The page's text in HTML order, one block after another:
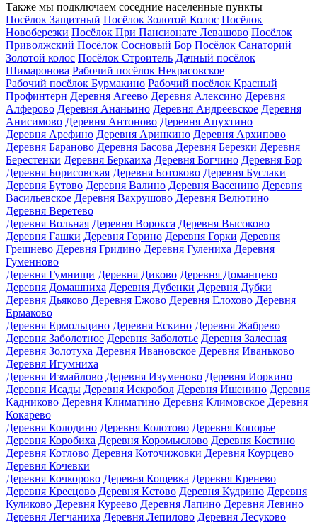
Также мы подключаем соседние населенные пункты
Посёлок Защитный Посёлок Золотой Колос Посёлок
Новоберезки Посёлок При Пансионате Левашово Посёлок
Приволжский Посёлок Сосновый Бор Посёлок Санаторий
Золотой колос Посёлок Строитель Дачный посёлок
Шимаронова Рабочий посёлок Некрасовское
Рабочий посёлок Бурмакино Рабочий посёлок Красный
Профинтерн Деревня Агеево Деревня Алексино Деревня
Алферово Деревня Ананьино Деревня Андреевское Деревня
Анисимово Деревня Антоново Деревня Апухтино
Деревня Арефино Деревня Аринкино Деревня Архипово
Деревня Бараново Деревня Басова Деревня Березки Деревня
Берестенки Деревня Беркаиха Деревня Богчино Деревня Бор
Деревня Борисовская Деревня Ботоково Деревня Буслаки
Деревня Бутово Деревня Валино Деревня Васенино Деревня
Васильевское Деревня Вахрушово Деревня Велютино
Деревня Веретево
Деревня Вольная Деревня Ворокса Деревня Высоково
Деревня Гашки Деревня Горино Деревня Горки Деревня
Грешнево Деревня Гридино Деревня Гулениха Деревня
Гуменново
Деревня Гумнищи Деревня Диково Деревня Доманцево
Деревня Домашниха Деревня Дубенки Деревня Дубки
Деревня Дьяково Деревня Ежово Деревня Елохово Деревня
Ермаково
Деревня Ермольцино Деревня Ескино Деревня Жабрево
Деревня Заболотное Деревня Заболотье Деревня Залесная
Деревня Золотуха Деревня Ивановское Деревня Иваньково
Деревня Игумниха
Деревня Измайлово Деревня Изуменово Деревня Иоркино
Деревня Исады Деревня Искробол Деревня Ишенино Деревня
Кадниково Деревня Климатино Деревня Климовское Деревня
Кокарево
Деревня Колодино Деревня Колотово Деревня Копорье
Деревня Коробиха Деревня Коромыслово Деревня Костино
Деревня Котлово Деревня Коточижовки Деревня Коурцево
Деревня Кочевки
Деревня Кочкорово Деревня Кощевка Деревня Кренево
Деревня Кресцово Деревня Кстово Деревня Кудрино Деревня
Куликово Деревня Куреево Деревня Лапино Деревня Левино
Деревня Легчаниха Деревня Лепилово Деревня Лесуково